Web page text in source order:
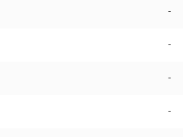
-
-
-
-